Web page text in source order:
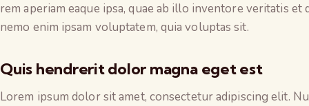
rem aperiam eaque ipsa, quae ab illo inventore veritatis
nemo enim ipsam voluptatem, quia voluptas sit.
Quis hendrerit dolor magna eget est
Lorem ipsum dolor sit amet, consectetur adipiscing elit.